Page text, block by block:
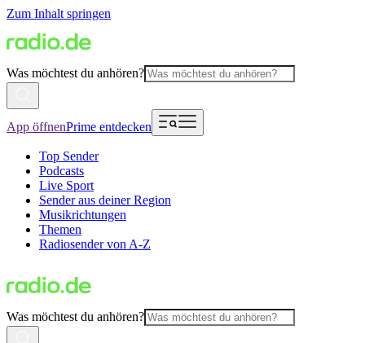
Zum Inhalt springen
Was möchtest du anhören?
App öffnenPrime entdecken
Top Sender
Podcasts
Live Sport
Sender aus deiner Region
Musikrichtungen
Themen
Radiosender von A-Z
Was möchtest du anhören?